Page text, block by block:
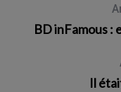
BD inFamous :
Il